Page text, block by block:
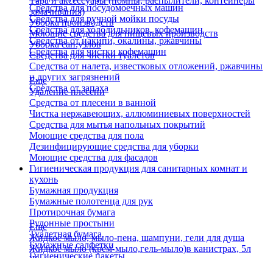
Средства для посудомоечных машин
Средства для ручной мойки посуды
Средства для холодильников, кофемашин
Средства от накипи, окалины, ржавчины
Средства для чистки кофемашин
замачивания)
Уборка производств
Моющие средства для пищевых производств
Уборка сан.узлов
Средства для чистки туалетов
Средства от налета, известковых отложений, ржавчины
и других загрязнений
Средства от запаха
Еще
Удаление плесени
Средства от плесени в ванной
Чистка нержавеющих, аллюминиевых поверхностей
Средства для мытья напольных покрытий
Моющие средства для пола
Дезинфицирующие средства для уборки
Моющие средства для фасадов
Гигиеническая продукция для санитарных комнат и
кухонь
Бумажная продукция
Бумажные полотенца для рук
Протирочная бумага
Рулонные простыни
Туалетная бумага
Бумажные салфетки
Гигиенические пакеты
Еще
Жидкое мыло, мыло-пена, шампуни, гели для душа
Жидкое мыло (крем-мыло,гель-мыло)в канистрах, 5л